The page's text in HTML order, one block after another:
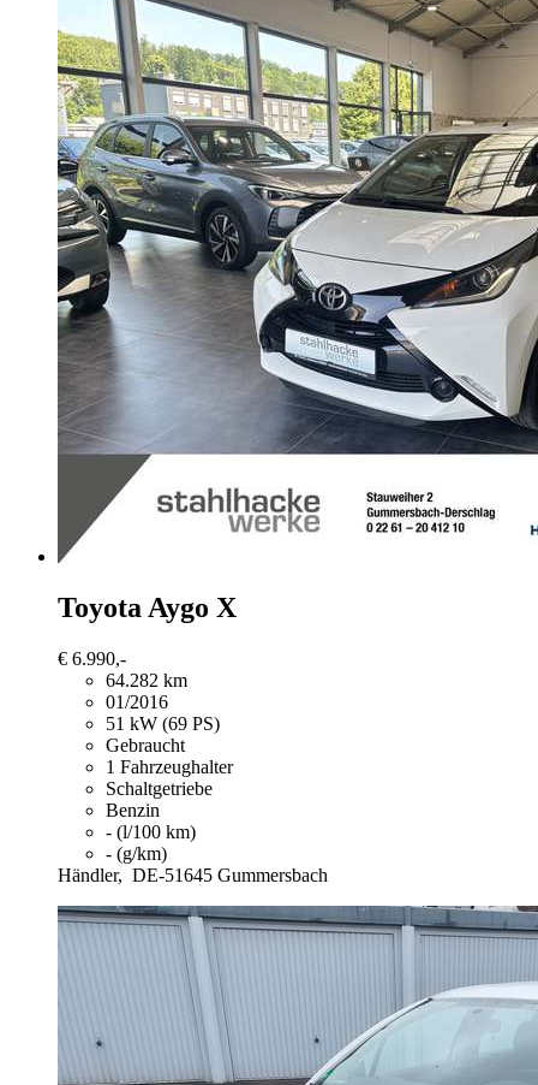
Toyota Aygo X
€ 6.990,-
64.282 km
01/2016
51 kW (69 PS)
Gebraucht
1 Fahrzeughalter
Schaltgetriebe
Benzin
- (l/100 km)
- (g/km)
Händler, DE-51645 Gummersbach